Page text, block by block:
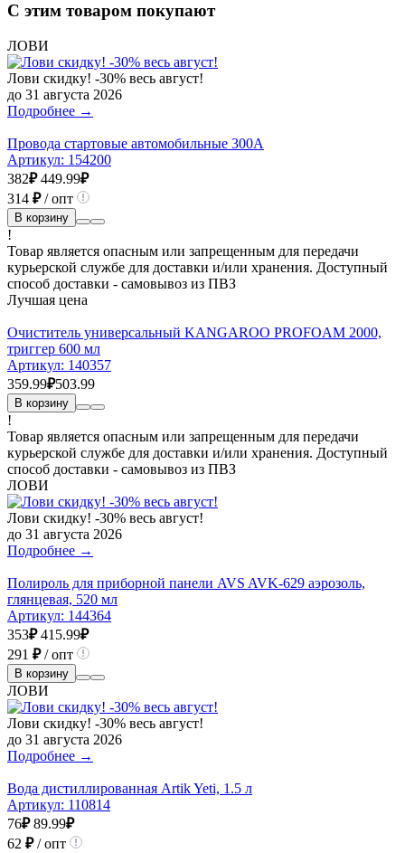
С этим товаром покупают
ЛОВИ
Лови скидку! -30% весь август!
до 31 августа 2026
Подробнее →
Провода стартовые автомобильные 300А
Артикул: 154200
382₽ 449.99₽
314 ₽/ опт
В корзину
!
Товар является опасным или запрещенным для передачи
курьерской службе для доставки и/или хранения. Доступный
способ доставки - самовывоз из ПВЗ
Лучшая цена
Очиститель универсальный KANGAROO PROFOAM 2000,
триггер 600 мл
Артикул: 140357
359.99₽503.99
В корзину
!
Товар является опасным или запрещенным для передачи
курьерской службе для доставки и/или хранения. Доступный
способ доставки - самовывоз из ПВЗ
ЛОВИ
Лови скидку! -30% весь август!
до 31 августа 2026
Подробнее →
Полироль для приборной панели AVS AVK-629 аэрозоль,
глянцевая, 520 мл
Артикул: 144364
353₽ 415.99₽
291 ₽/ опт
В корзину
ЛОВИ
Лови скидку! -30% весь август!
до 31 августа 2026
Подробнее →
Вода дистиллированная Artik Yeti, 1.5 л
Артикул: 110814
76₽ 89.99₽
62 ₽/ опт